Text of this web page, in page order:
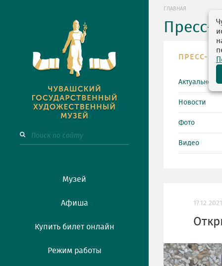
Музей
Афиша
Купить билет онлайн
Режим работы
ГЛАВНАЯ
Пресс-
ПРЕСС-
Актуально
Новости
Фото
Видео
17.12.2021